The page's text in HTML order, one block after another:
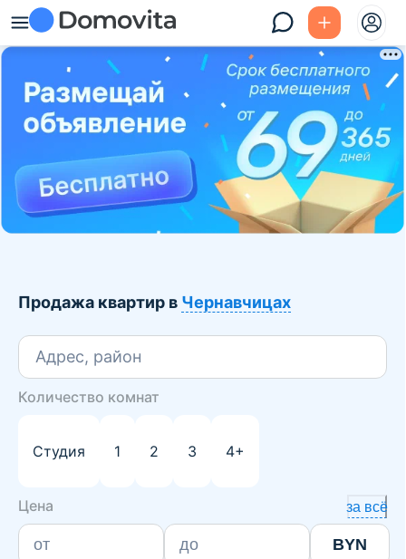
Продажа квартир в Чернавчицах
Адрес, район
Количество комнат
Студия 1 2 3 4+
Цена за всё
BYN